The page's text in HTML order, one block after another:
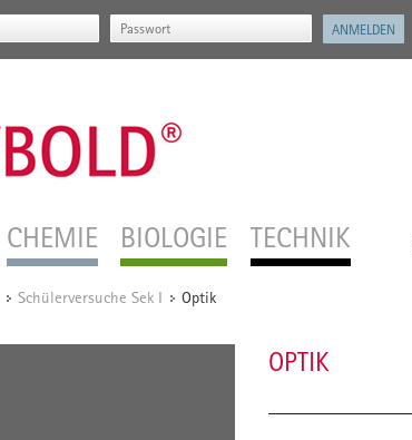
CHEMIE BIOLOGIE TECHNIK
/ Schülerversuche Sek I / Optik
OPTIK